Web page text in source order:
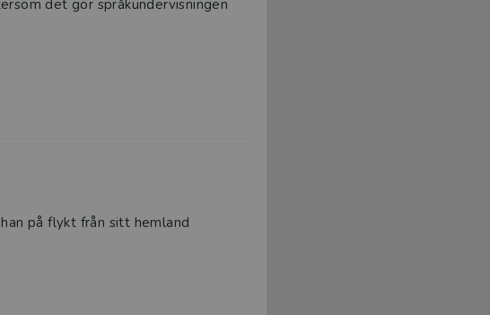
det gör språkundervisningen
på flykt från sitt hemland